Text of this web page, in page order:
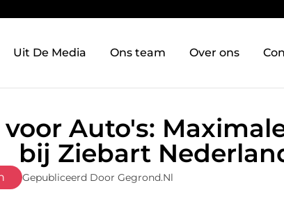
Uit De Media Ons team Over ons
Auto's:
bij Ziebart
Gepubliceerd Door Gegrond.nl